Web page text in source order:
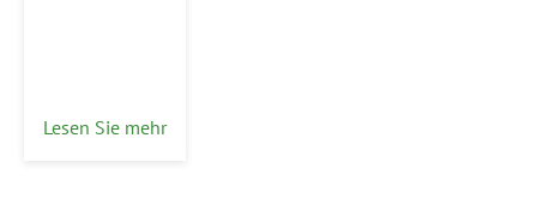
Lesen Sie mehr